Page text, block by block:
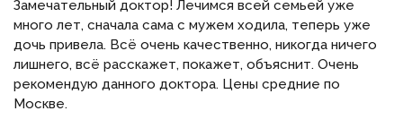
Замечательный доктор! Лечимся всей семьей уже
много лет, сначала сама с мужем ходила, теперь уже
дочь привела. Всё очень качественно, никогда ничего
лишнего, всё расскажет, покажет, объяснит. Очень
рекомендую данного доктора. Цены средние по
Москве.